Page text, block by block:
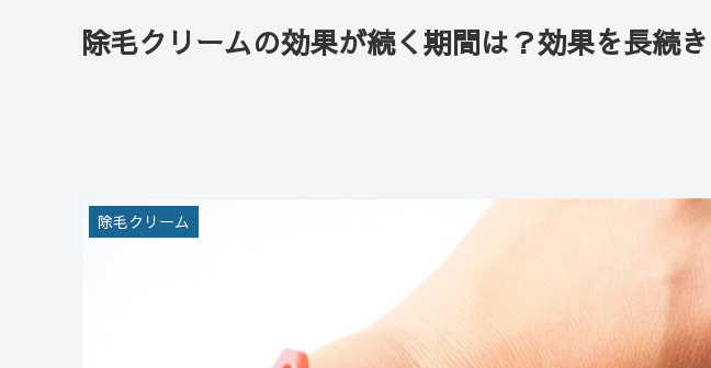
除毛クリームの効果が続く期間は？効果を長続
除毛クリーム